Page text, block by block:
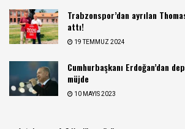
Trabzonspor’dan ayrılan
attı!
19 TEMMUZ 2024
Cumhurbaşkanı Erdoğan’dan
müjde
10 MAYIS 2023